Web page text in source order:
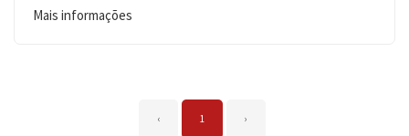
Mais informações
‹ 1 ›